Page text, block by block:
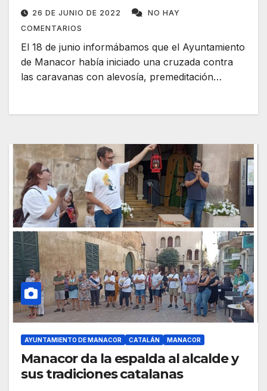
26 DE JUNIO DE 2022
NO HAY
COMENTARIOS
El 18 de junio informábamos que el Ayuntamiento
de Manacor había iniciado una cruzada contra
las caravanas con alevosía, premeditación…
AYUNTAMIENTO DE MANACOR CATALÁN MANACOR
Manacor da la espalda al alcalde y
sus tradiciones catalanas